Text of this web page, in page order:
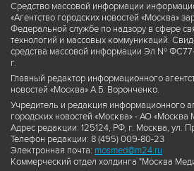
Средство массовой информации
«Агентство городских новостей «Москва»
Федеральной службе по надзору в сфере
технологий и массовых коммуникаций.
средства массовой информации Эл №
г.
Главный редактор информационного
новостей «Москва» А.Б. Воронченко.
Учредитель и редакция информационного
городских новостей «Москва» - АО «Москва
Адрес редакции: 125124, РФ, г. Москва, ул.
Телефон редакции: 8 (495) 009-80-23
Электронная почта: mosmed@m24.ru
Коммерческий отдел холдинга "Москва